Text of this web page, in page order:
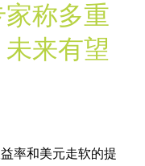
家称多重
来有望
率和美元走软的提